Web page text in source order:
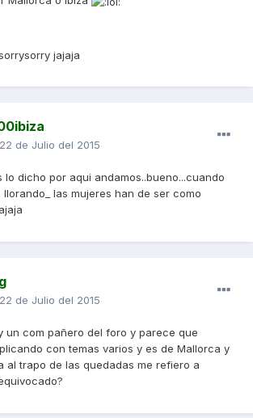
jajaja
22 de Julio del 2015
lo dicho por aqui andamos..bueno...cuando
llorando_ las mujeres han de ser como
22 de Julio del 2015
un com pañero del foro y parece que
con temas varios y es de Mallorca y
al trapo de las quedadas me refiero a